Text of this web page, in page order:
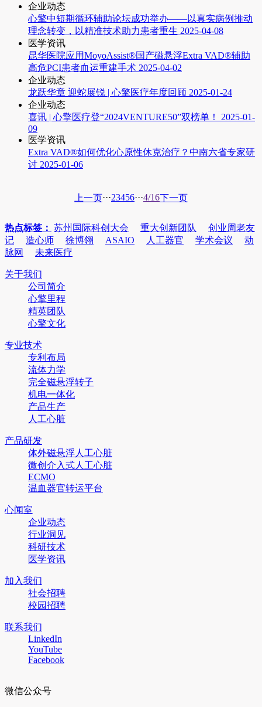
企业动态
心擎中短期循环辅助论坛成功举办——以真实病例推动
理念转变，以精准技术助力患者重生 2025-04-08
医学资讯
昆华医院应用MoyoAssist®国产磁悬浮Extra VAD®辅助
高危PCI患者血运重建手术 2025-04-02
企业动态
龙跃华章 迎蛇展锐 | 心擎医疗年度回顾 2025-01-24
企业动态
喜讯 | 心擎医疗登“2024VENTURE50”双榜单！
2025-01-
09
医学资讯
Extra VAD®如何优化心原性休克治疗？中南六省专家研
讨 2025-01-06
上一页···23456···4/16下一页
热点标签： 苏州国际科创大会 重大创新团队
创业周老友
记
造心师 徐博翎 ASAIO 人工器官 学术会议
动
脉网
未来医疗
关于我们
公司简介
心擎里程
精英团队
心擎文化
专业技术
专利布局
流体力学
完全磁悬浮转子
机电一体化
产品生产
人工心脏
产品研发
体外磁悬浮人工心脏
微创介入式人工心脏
ECMO
温血器官转运平台
心闻室
企业动态
行业洞见
科研技术
医学资讯
加入我们
社会招聘
校园招聘
联系我们
LinkedIn
YouTube
Facebook
微信公众号